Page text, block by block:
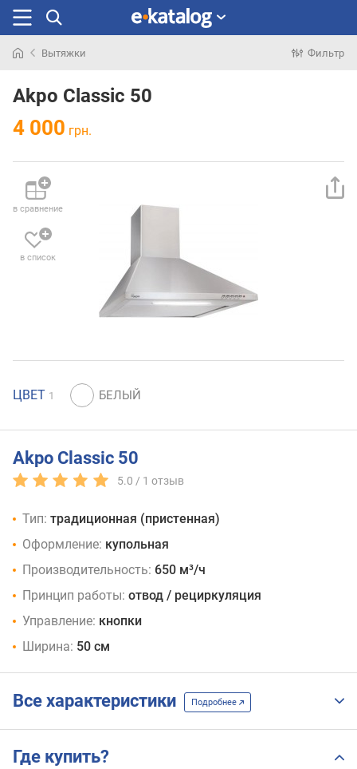
раньше
Вытяжки Фильтр
Akpo Classic 50
4 000 грн.
в сравнение
в список
ЦВЕТ 1
Akpo Classic 50
5.0 / 1 отзыв
Тип: традиционная (пристенная)
Оформление: купольная
Производительность: 650 м³/ч
Принцип работы: отвод / рециркуляция
Управление: кнопки
Ширина: 50 см
Все характеристики Подробнее
Где купить?